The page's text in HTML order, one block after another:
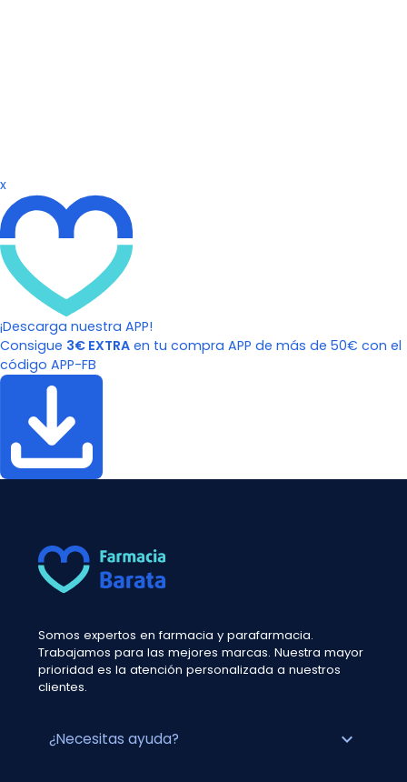
x
¡Descarga nuestra APP!
Consigue 3€ EXTRA en tu compra APP de más de 50€ con el
código APP-FB
Somos expertos en farmacia y parafarmacia.
Trabajamos para las mejores marcas. Nuestra mayor
prioridad es la atención personalizada a nuestros
clientes.
¿Necesitas ayuda? expand_more